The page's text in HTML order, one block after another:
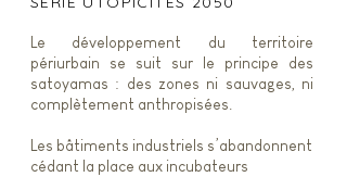
Le développement du territoire
périurbain se suit sur le principe des
satoyamas : des zones ni sauvages, ni
complètement anthropisées.
Les bâtiments industriels s’abandonnent
cédant la place aux incubateurs